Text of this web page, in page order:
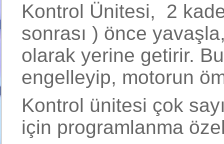
Kontrol Ünitesi, 2
sonrası ) önce
olarak yerine getirir.
engelleyip, motorun
Kontrol ünitesi çok
için programlanma